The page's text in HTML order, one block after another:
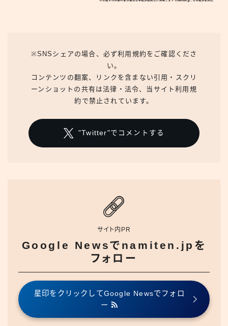
※SNSシェアの場合、必ず利用規約をご確認くださ
い。
コンテンツの翻案、リンクを含まない引用・スクリ
ーンショットの共有は法律・法令、当サイト利用規
約で禁止されています。
"Twitter"でコメントする
サイト内PR
Google Newsでnamiten.jpを
フォロー
星印をクリックしてGoogle Newsでフォロ
ー